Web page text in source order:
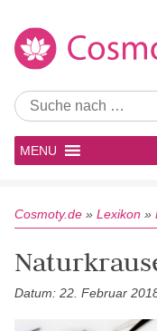
MENU
Cosmoty.de » Lexikon »
Datum: 22. Februar